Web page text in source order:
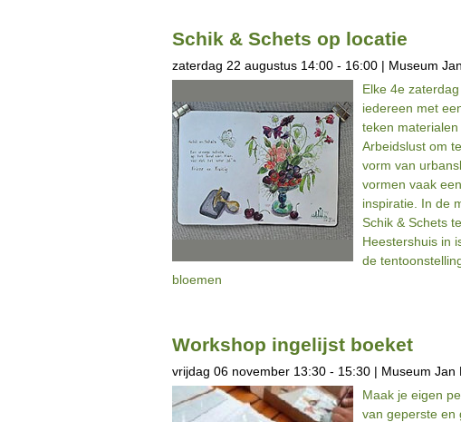
Schik & Schets op locatie
zaterdag 22 augustus 14:00 - 16:00 | Museum
Elke 4e
iedereen met
teken
Arbeidslust om
vorm van
vormen vaak
inspiratie. In de
Schik & Schets
Heestershuis in
de
bloemen
Workshop ingelijst boeket
vrijdag 06 november 13:30 - 15:30 | Museum Jan
Maak je eigen
van geperste en